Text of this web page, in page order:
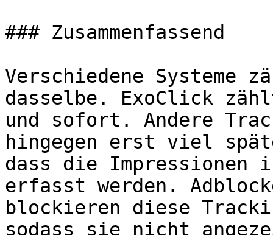
### Zusammenfassend
Verschiedene Systeme
dasselbe. ExoClick
und sofort. Andere
hingegen erst viel
dass die
erfasst werden.
blockieren diese
sodass sie nicht